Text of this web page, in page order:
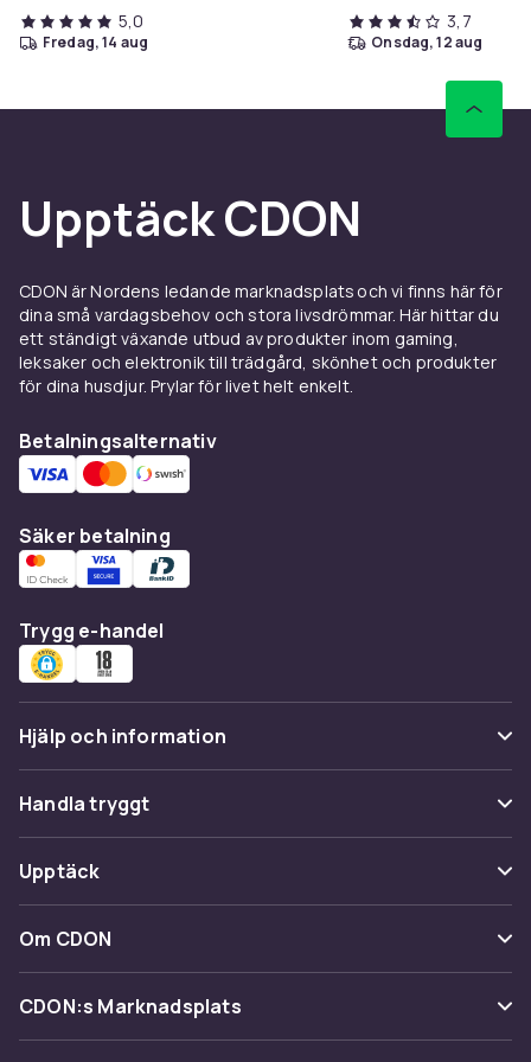
Vikt, gram
150
c03f45bb-b559-5b8d-a8c3-7631489ab413
5,0
fredag, 14 aug
3,7
onsdag, 12 aug
Upptäck CDON
CDON är Nordens ledande marknadsplats och vi finns här för
dina små vardagsbehov och stora livsdrömmar. Här hittar du
ett ständigt växande utbud av produkter inom gaming,
leksaker och elektronik till trädgård, skönhet och produkter
för dina husdjur. Prylar för livet helt enkelt.
Betalningsalternativ
Säker betalning
Trygg e-handel
Hjälp och information
Vanliga frågor
Spåra paket
Ångra & Returnera här
Kundservice
Handla tryggt
Betalning
Leverans
Återkallelser
Upptäck
Kategorier
Varumärken
Om CDON
Om oss
Kundrecensioner
CDON:s Marknadsplats